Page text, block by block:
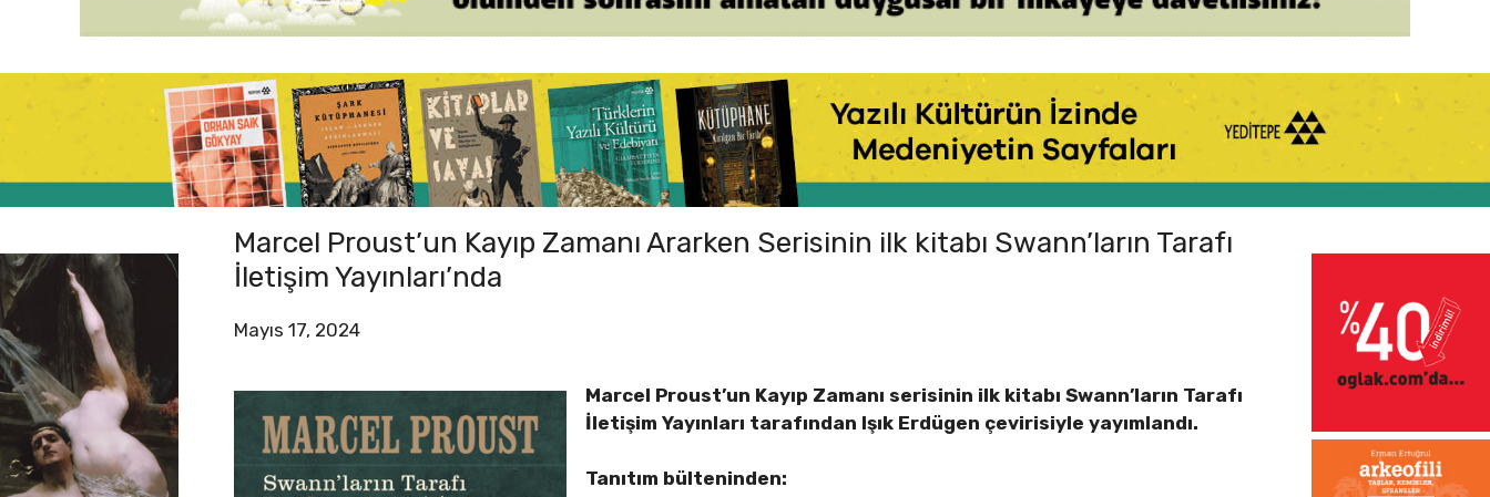
Marcel Proust’un Kayıp Zamanı Ararken Serisinin ilk kitabı Swann’ların Tarafı
İletişim Yayınları’nda
Mayıs 17, 2024
Marcel Proust’un Kayıp Zamanı serisinin ilk kitabı Swann’ların Tarafı
İletişim Yayınları tarafından Işık Erdügen çevirisiyle yayımlandı.
Tanıtım bülteninden: